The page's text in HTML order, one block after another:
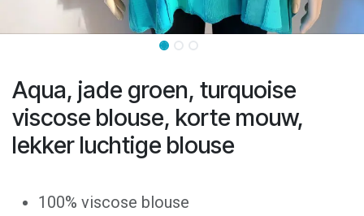
Aqua, jade groen, turquoise
viscose blouse, korte mouw,
lekker luchtige blouse
100% viscose blouse